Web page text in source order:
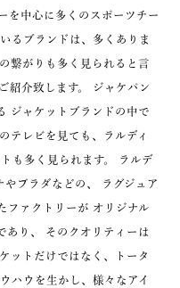
を中心に多くのスポーツチー
るブランドは、多くありま
繋がりも多く見られると言
紹介致します。 ジャケパン
ジャケットブランドの中で
テレビを見ても、ラルディ
も多く見られます。 ラルデ
プラダなどの、 ラグジュア
ファクトリーが オリジナル
あり、 そのクオリティーは
ットだけではなく、トータ
ハウを生かし、様々なアイ